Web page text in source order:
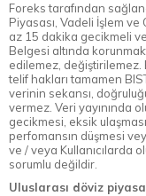
Foreks tarafından
Piyasası, Vadeli İşlem
az 15 dakika gecikmeli
Belgesi altında
edilemez, değiştirilemez.
telif hakları tamamen
verinin sekansı,
vermez. Veri yayınında
gecikmesi, eksik
perfomansın düşmesi
ve / veya Kullanıcılarda
sorumlu değildir.
Uluslarası döviz